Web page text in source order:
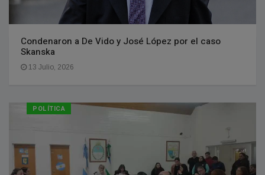
Condenaron a De Vido y José López por el caso
Skanska
13 Julio, 2026
POLÍTICA